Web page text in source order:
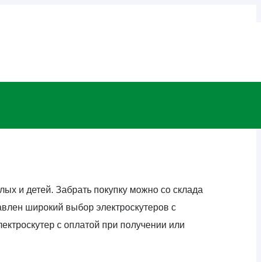
и детей. Забрать покупку можно со склада
широкий выбор электроскутеров с
с оплатой при получении или